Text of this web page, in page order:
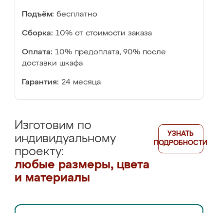
Подъём: бесплатно
Сборка: 10% от стоимости заказа
Оплата: 10% предоплата, 90% после
доставки шкафа
Гарантия: 24 месяца
Изготовим по
индивидуальному
проекту:
любые размеры, цвета
и материалы
УЗНАТЬ
ПОДРОБНОСТИ